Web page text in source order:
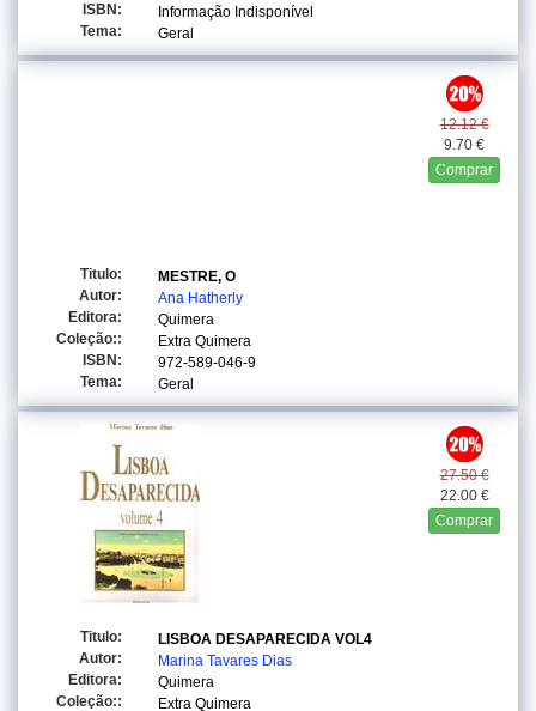
ISBN:
Informação Indisponível
Tema:
Geral
12.12 €
9.70 €
Comprar
Titulo:
MESTRE, O
Autor:
Ana Hatherly
Editora:
Quimera
Coleção::
Extra Quimera
ISBN:
972-589-046-9
Tema:
Geral
27.50 €
22.00 €
Comprar
Titulo:
LISBOA DESAPARECIDA VOL4
Autor:
Marina Tavares Dias
Editora:
Quimera
Coleção::
Extra Quimera